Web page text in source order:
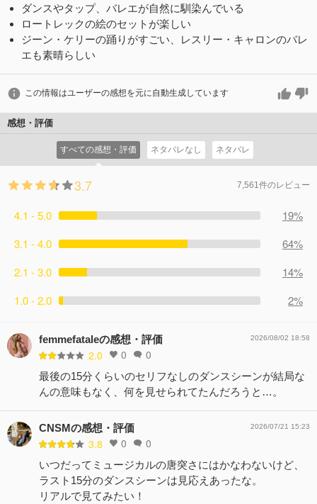
ダンスやタップ、バレエが自然に馴染んでいる
ロートレックの絵のセットが楽しい
ジーン・ケリーの踊りがすごい、レスリー・キャロンのバレ
エも素晴らしい
この情報はユーザーの感想を元に自動生成しています
感想・評価
すべての感想・評価 ネタバレなし ネタバレ
3.7 7,561件のレビュー
4.1 - 5.0
19%
3.1 - 4.0
64%
2.1 - 3.0
14%
1.0 - 2.0
2%
femmefataleの感想・評価
2.0 0 0
2026/08/02 18:58
最後の15分くらいのセリフなしのダンスシーンが結局な
んの意味もなく、何を見せられてたんだろうと…。
CNSMの感想・評価
3.8 0 0
2026/07/21 15:23
いつだってミュージカルの唐突さにはかなわないけど、
ラスト15分のダンスシーンは見応えあったな。
リアルで見てみたい！